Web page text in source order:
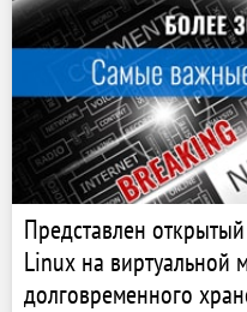
Представлен
Linux на виртуальной
долговременного